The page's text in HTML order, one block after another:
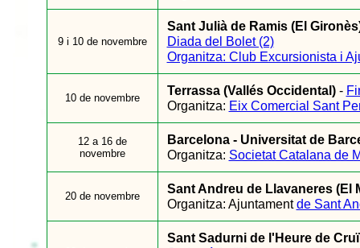
9 i 10 de novembre
Sant Julià de Ramis (El
Diada del Bolet (2)
Organitza: Club Excursionista i
10 de novembre
Terrassa (Vallés Occidental)-
Organitza: Eix Comercial Sant
12 a 16 de
novembre
Barcelona - Universitat de
Organitza: Societat Catalana de
20 de novembre
Sant Andreu de Llavaneres (El
Organitza: Ajuntamentde Sant
Sant Sadurni de l'Heure de